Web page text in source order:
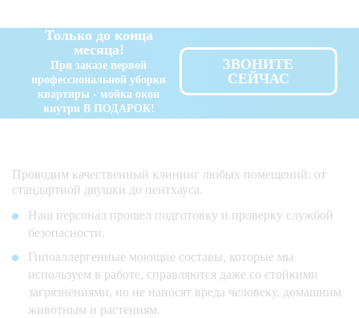
Только до конца
месяца!
При заказе первой
профессиональной уборки
квартиры - мойка окон
внутри В ПОДАРОК!
ЗВОНИТЕ
СЕЙЧАС
Проводим качественный клининг любых помещений: от
стандартной двушки до пентхауса.
Наш персонал прошел подготовку и проверку службой
безопасности.
Гипоаллергенные моющие составы, которые мы
используем в работе, справляются даже со стойкими
загрязнениями, но не наносят вреда человеку, домашним
животным и растениям.